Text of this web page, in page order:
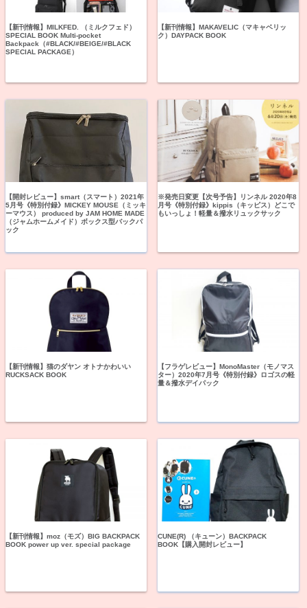
【新刊情報】MILKFED. （ミルクフェド）
SPECIAL BOOK Multi-pocket
Backpack（#BLACK/#BEIGE/#BLACK
SPECIAL PACKAGE）
【新刊情報】MAKAVELIC（マキャベリッ
ク）DAYPACK BOOK
【開封レビュー】smart（スマート）2021年
5月号《特別付録》MICKEY MOUSE（ミッキ
ーマウス） produced by JAM HOME MADE
（ジャムホームメイド）ボックス型バックパ
ック
※発売日変更【次号予告】リンネル 2020年8
月号《特別付録》kippis（キッピス）どこで
もいっしょ！軽量＆撥水リュックサック
【新刊情報】猫のダヤン オトナかわいい
RUCKSACK BOOK
【フラゲレビュー】MonoMaster（モノマス
ター）2020年7月号《特別付録》ロゴスの軽
量＆撥水デイパック
【新刊情報】moz（モズ）BIG BACKPACK
BOOK power up ver. special package
CUNE(R) （キューン）BACKPACK
BOOK【購入開封レビュー】